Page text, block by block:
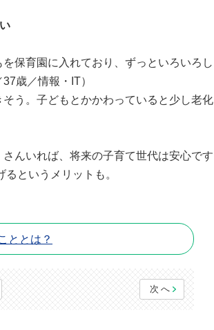
保育園に入れており、ずっといろいろし
歳／情報・IT）
う。子どもとかかわっていると少し老化
んいれば、将来の子育て世代は安心です
というメリットも。
ととは？
次へ